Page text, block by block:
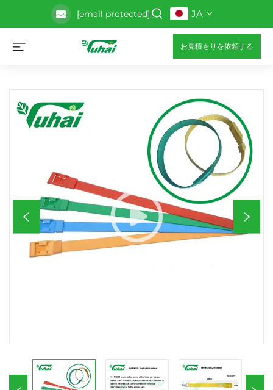
[email protected] JA
お見積もりを依頼する